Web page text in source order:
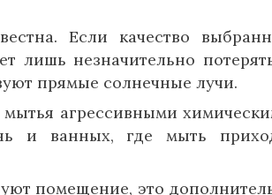
Если качество
лишь незначительно
прямые солнечные лучи.
агрессивными
и ванных, где мыть
помещение, это